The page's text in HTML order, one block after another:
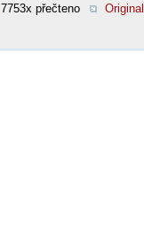
7753x přečteno
Original